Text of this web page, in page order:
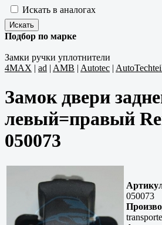
Искать в аналогах
Подбор по марке
Замки ручки уплотнители
4MAX | ad | AMB | Autotec |
Замок двери
левый=правый
050073
050073